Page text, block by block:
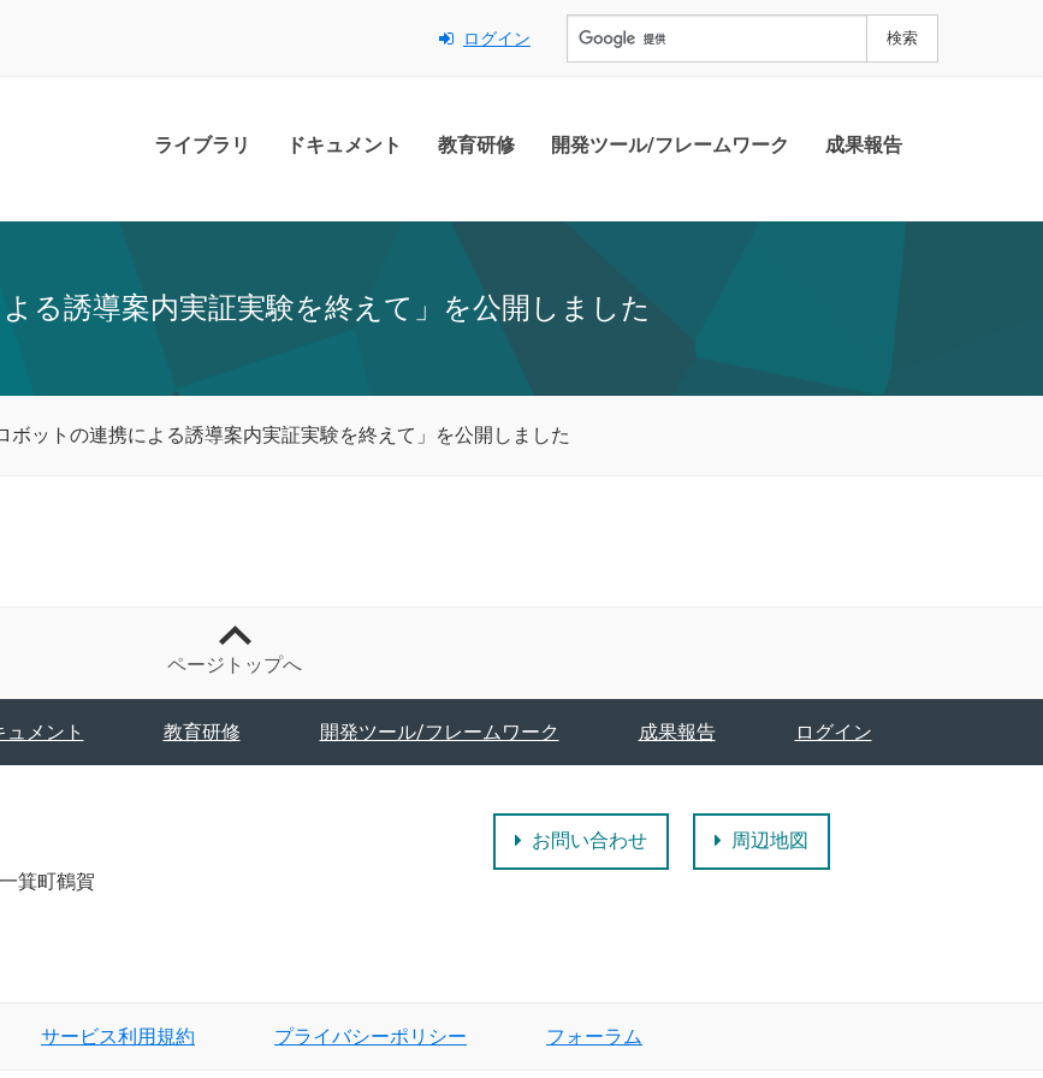
ログイン
ライブラリ ドキュメント 教育研修 開発ツール/フレームワーク 成果報告
る誘導案内実証実験を終えて」を公開しました
ボットの連携による誘導案内実証実験を終えて」を公開しました
ページトップへ
ュメント 教育研修 開発ツール/フレームワーク 成果報告 ログイン
箕町鶴賀
お問い合わせ 周辺地図
サービス利用規約 プライバシーポリシー フォーラム